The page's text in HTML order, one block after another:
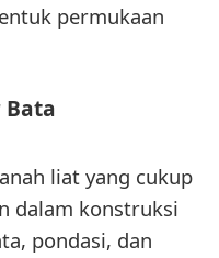
permukaan
Bata
liat yang cukup
dalam konstruksi
pondasi, dan